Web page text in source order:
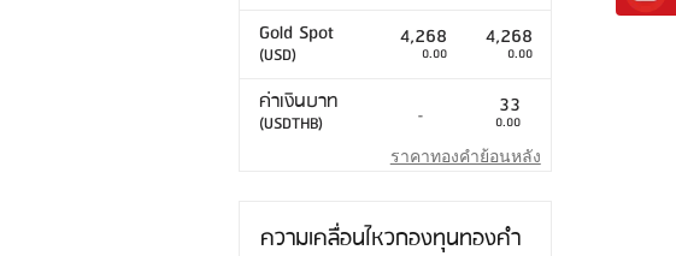
Gold Spot
(USD)
4,268
0.00
4,268
0.00
ค่าเงินบาท
(USDTHB) - 33
0.00
ราคาทองคำย้อนหลัง
ความเคลื่อนไหวกองทุนทองคำ